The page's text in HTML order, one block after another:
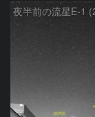
夜半前の流星E-1